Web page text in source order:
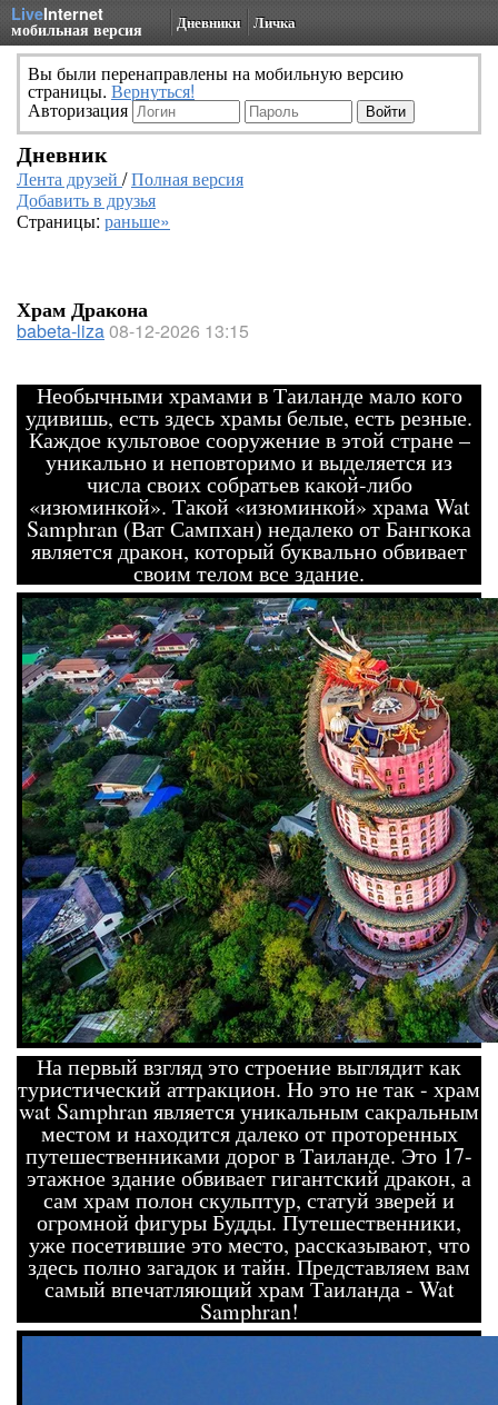
LiveInternet
мобильная версия Дневники Личка
Вы были перенаправлены на мобильную версию
страницы. Вернуться!
Авторизация
Дневник
Лента друзей /Полная версия
Добавить в друзья
Страницы: раньше»
Храм Дракона
babeta-liza08-12-2026 13:15
Необычными храмами в Таиланде мало кого
удивишь, есть здесь храмы белые, есть резные.
Каждое культовое сооружение в этой стране –
уникально и неповторимо и выделяется из
числа своих собратьев какой-либо
«изюминкой». Такой «изюминкой» храма Wat
Samphran (Ват Сампхан) недалеко от Бангкока
является дракон, который буквально обвивает
своим телом все здание.
На первый взгляд это строение выглядит как
туристический аттракцион. Но это не так - храм
wat Samphran является уникальным сакральным
местом и находится далеко от проторенных
путешественниками дорог в Таиланде. Это 17-
этажное здание обвивает гигантский дракон, а
сам храм полон скульптур, статуй зверей и
огромной фигуры Будды. Путешественники,
уже посетившие это место, рассказывают, что
здесь полно загадок и тайн. Представляем вам
самый впечатляющий храм Таиланда - Wat
Samphran!